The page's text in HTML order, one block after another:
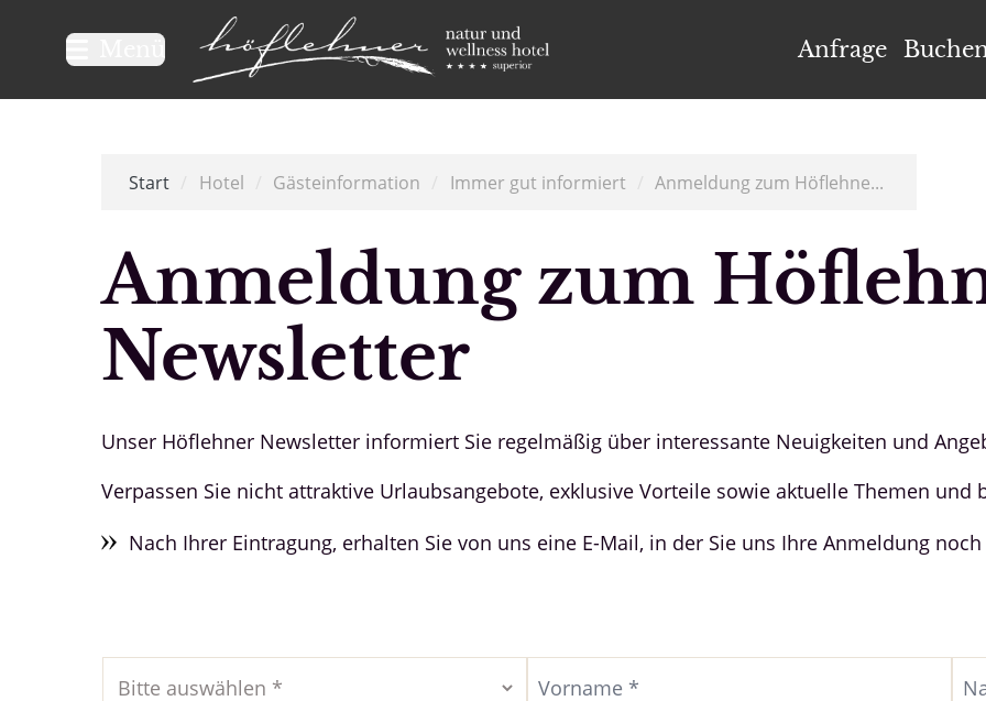
Menü
Logo Natur- und Wellnesshotel Höflehner ****S
Anfrage
Start Hotel Gästeinformation Immer gut informiert Anmeldung zum Höflehne...
Anmeldung zum
Newsletter
Unser Höflehner Newsletter informiert Sie regelmäßig über interessante Neuigkeiten und
Verpassen Sie nicht attraktive Urlaubsangebote, exklusive Vorteile sowie aktuelle Themen und
Nach Ihrer Eintragung, erhalten Sie von uns eine E-Mail, in der Sie uns Ihre Anmeldung